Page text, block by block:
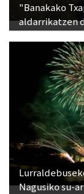
"Banakako
aldarrikatzen
Nagusiko su-